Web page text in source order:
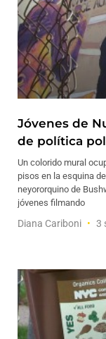
Jóvenes de
de política
Un colorido mural
pisos en la esquina
neyororquino de
jóvenes filmando
Diana Cariboni 3